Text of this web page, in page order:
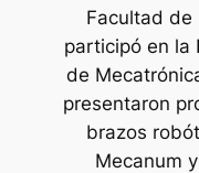
Facultad de
participó en la
de
presentaron
brazos
Mecanum